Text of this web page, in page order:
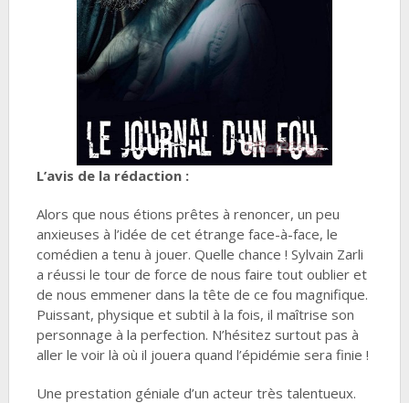
L’avis de la rédaction :
Alors que nous étions prêtes à renoncer, un peu
anxieuses à l’idée de cet étrange face-à-face, le
comédien a tenu à jouer. Quelle chance ! Sylvain Zarli
a réussi le tour de force de nous faire tout oublier et
de nous emmener dans la tête de ce fou magnifique.
Puissant, physique et subtil à la fois, il maîtrise son
personnage à la perfection. N’hésitez surtout pas à
aller le voir là où il jouera quand l’épidémie sera finie !
Une prestation géniale d’un acteur très talentueux.